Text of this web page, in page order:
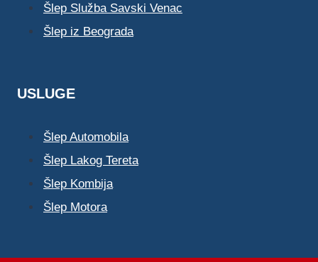
Šlep Služba Savski Venac
Šlep iz Beograda
USLUGE
Šlep Automobila
Šlep Lakog Tereta
Šlep Kombija
Šlep Motora